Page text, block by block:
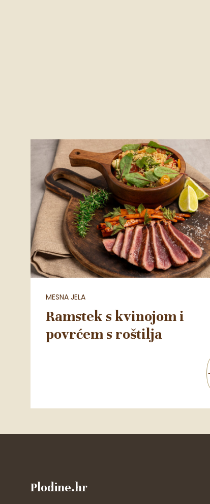
MESNA JELA
Ramstek s kvinojom i
povrćem s roštilja
Plodine.hr